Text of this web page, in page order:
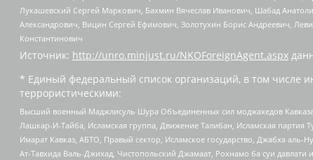
Лукашевский Сергей Маркович, Бахмин Вячеслав Иванович, Шабад
Александрович, Вицин Сергей Ефимович, Золотухин Борис Андреевич,
Константинович
Источник: http://unro.minjust.ru/NKOForeignAgent.aspx
* Единый федеральный список организаций, в том числе
террористическими:
Высший военный Маджлисуль Шура Объединенных сил моджахедов
Лашкар-И-Тайба, Исламская группа, Движение Талибан, Исламская
Имарат Кавказ, АБТО, Правый сектор, Исламское государство, Джабха
Ат-Тавхида Валь-Джихад, Чистопольский Джамаат, Рохнамо ба суи